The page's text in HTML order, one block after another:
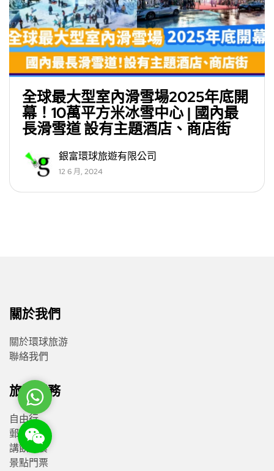
全球最大型室內滑雪場2025年底開
幕！10萬平方米冰雪中心 | 國內最
長滑雪道 設有主題酒店、商店街
銀富環球旅遊有限公司
12 6 月, 2024
關於我們
關於環球旅游
聯絡我們
旅遊服務
自由行
郵輪套票
講飲講食
景點門票
WhatsApp
WeChat: rsgt819